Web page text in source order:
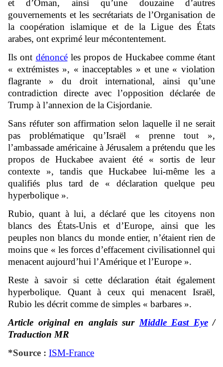
et d’Oman, ainsi qu’une douzaine d’autres
gouvernements et les secrétariats de l’Organisation de
la coopération islamique et de la Ligue des États
arabes, ont exprimé leur mécontentement.
Ils ont dénoncéles propos de Huckabee comme étant
« extrémistes », « inacceptables » et une « violation
flagrante » du droit international, ainsi qu’une
contradiction directe avec l’opposition déclarée de
Trump à l’annexion de la Cisjordanie.
Sans réfuter son affirmation selon laquelle il ne serait
pas problématique qu’Israël « prenne tout »,
l’ambassade américaine à Jérusalem a prétendu que les
propos de Huckabee avaient été « sortis de leur
contexte », tandis que Huckabee lui-même les a
qualifiés plus tard de « déclaration quelque peu
hyperbolique ».
Rubio, quant à lui, a déclaré que les citoyens non
blancs des États-Unis et d’Europe, ainsi que les
peuples non blancs du monde entier, n’étaient rien de
moins que « les forces d’effacement civilisationnel qui
menacent aujourd’hui l’Amérique et l’Europe ».
Reste à savoir si cette déclaration était également
hyperbolique. Quant à ceux qui menacent Israël,
Rubio les décrit comme de simples « barbares ».
Article original en anglais sur Middle East Eye/
Traduction MR
*Source : ISM-France